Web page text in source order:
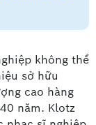
không thể
sở hữu
cao hàng
năm. Klotz